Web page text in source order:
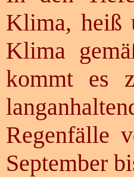
Klima, heiß
Klima
kommt es
Regenfälle
September